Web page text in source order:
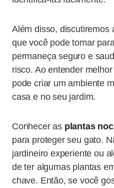
Além disso, discutiremos
que você pode tomar
permaneça seguro e
risco. Ao entender
pode criar um ambiente
casa e no seu jardim.
Conhecer as plantas
para proteger seu gato.
jardineiro experiente ou
de ter algumas plantas
chave. Então, se você